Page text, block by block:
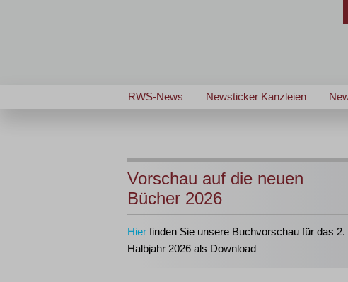
RWS-News Newsticker Kanzleien
Vorschau auf die neuen
Bücher 2026
Hier finden Sie unsere Buchvorschau für das 2.
Halbjahr 2026 als Download